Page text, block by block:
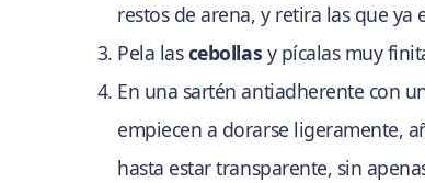
restos de arena, y retira las que ya
Pela lascebollas y pícalas muy
En una sartén antiadherente con
empiecen a dorarse ligeramente,
hasta estar transparente, sin